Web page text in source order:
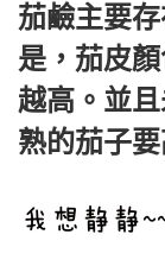
茄鹼主要
是，茄皮
越高。並
熟的茄子要